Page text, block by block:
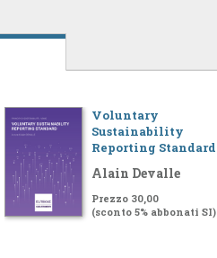
Voluntary
Sustainability
Reporting Standard
Alain Devalle
Prezzo 30,00
(sconto 5% abbonati SI)